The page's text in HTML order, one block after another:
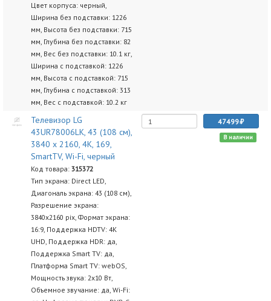
Цвет корпуса: черный,
Ширина без подставки: 1226
мм, Высота без подставки: 715
мм, Глубина без подставки: 82
мм, Вес без подставки: 10.1 кг,
Ширина с подставкой: 1226
мм, Высота с подставкой: 715
мм, Глубина с подставкой: 313
мм, Вес с подставкой: 10.2 кг
Телевизор LG
43UR78006LK, 43 (108 см),
3840 x 2160, 4K, 169,
SmartTV, Wi-Fi, черный
Код товара: 315372
Тип экрана: Direct LED,
Диагональ экрана: 43 (108 см),
Разрешение экрана:
3840х2160 pix, Формат экрана:
16:9, Поддержка HDTV: 4K
UHD, Поддержка HDR: да,
Поддержка Smart TV: да,
Платформа Smart TV: webOS,
Мощность звука: 2х10 Вт,
Объемное звучание: да, Wi-Fi:
47499
В наличии